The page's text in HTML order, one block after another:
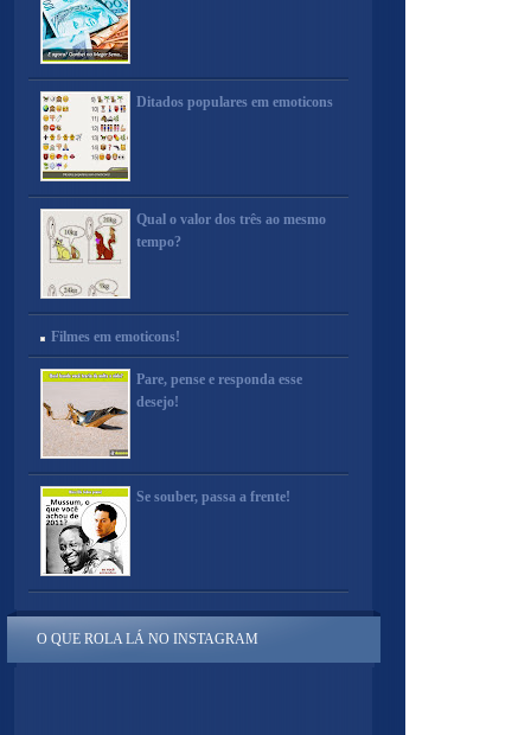
Ditados populares em emoticons
Qual o valor dos três ao mesmo
tempo?
Filmes em emoticons!
Pare, pense e responda esse
desejo!
Se souber, passa a frente!
O QUE ROLA LÁ NO INSTAGRAM